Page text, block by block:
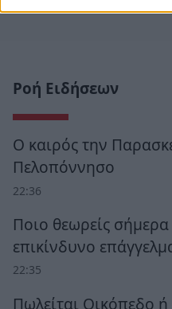
Ροή Ειδήσεων
Ο καιρός την
Πελοπόννησο
22:36
Ποιο θεωρείς
επικίνδυνο
22:35
Πωλείται Οικόπεδο